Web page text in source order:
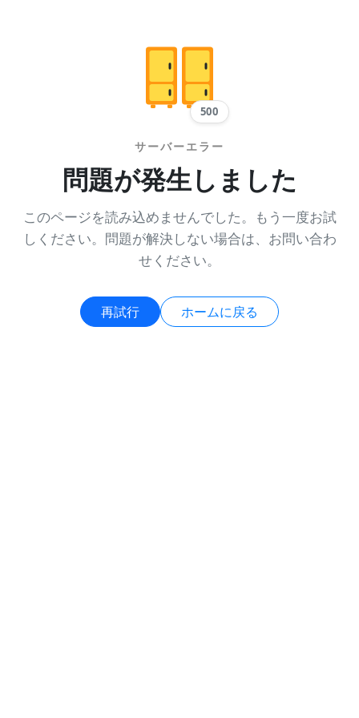
500
サーバーエラー
問題が発生しました
このページを読み込めませんでした。もう一度お試
しください。問題が解決しない場合は、お問い合わ
せください。
再試行 ホームに戻る